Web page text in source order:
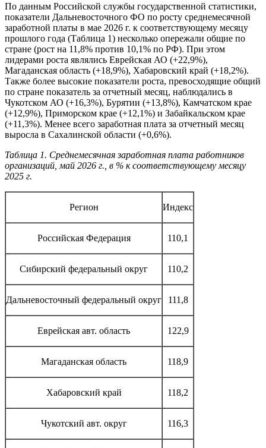
По данным Российской службы государственной статистики,
показатели Дальневосточного ФО по росту среднемесячной
заработной платы в мае 2026 г. к соответствующему месяцу
прошлого года (Таблица 1) несколько опережали общие по
стране (рост на 11,8% против 10,1% по РФ). При этом
лидерами роста являлись Еврейская АО (+22,9%),
Магаданская область (+18,9%), Хабаровский край (+18,2%).
Также более высокие показатели роста, превосходящие общий
по стране показатель за отчетный месяц, наблюдались в
Чукотском АО (+16,3%), Бурятии (+13,8%), Камчатском крае
(+12,9%), Приморском крае (+12,1%) и Забайкальском крае
(+11,3%). Менее всего заработная плата за отчетный месяц
выросла в Сахалинской области (+0,6%).
Таблица 1. Среднемесячная заработная плата работников
организаций, май 2026 г., в % к соответствующему месяцу
2025 г.
Регион Индекс
Российская Федерация 110,1
Сибирский федеральный округ 110,2
Дальневосточный федеральный округ 111,8
Еврейская авт. область 122,9
Магаданская область 118,9
Хабаровский край 118,2
Чукотский авт. округ 116,3